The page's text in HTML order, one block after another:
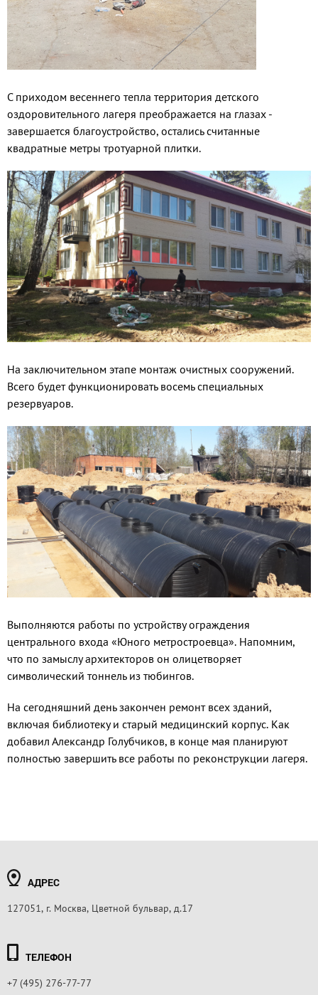
С приходом весеннего тепла территория детского
оздоровительного лагеря преображается на глазах -
завершается благоустройство, остались считанные
квадратные метры тротуарной плитки.
На заключительном этапе монтаж очистных сооружений.
Всего будет функционировать восемь специальных
резервуаров.
Выполняются работы по устройству ограждения
центрального входа «Юного метростроевца». Напомним,
что по замыслу архитекторов он олицетворяет
символический тоннель из тюбингов.
На сегодняшний день закончен ремонт всех зданий,
включая библиотеку и старый медицинский корпус. Как
добавил Александр Голубчиков, в конце мая планируют
полностью завершить все работы по реконструкции лагеря.
АДРЕС
127051, г. Москва, Цветной бульвар, д.17
ТЕЛЕФОН
+7 (495) 276-77-77